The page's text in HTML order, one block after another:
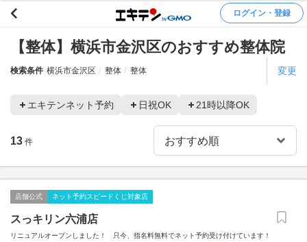
ログイン・登録
【整体】横浜市金沢区のおすすめ整体院
検索条件 横浜市金沢区 整体 整体 変更
エキテンネット予約 日祝OK 21時以降OK
13 件
店舗公式 ネット予約スピードくじ対象店
スっキリン六浦店
リニュアルオープンしました！ 只今、指名料無料でネット予約受け付けています！